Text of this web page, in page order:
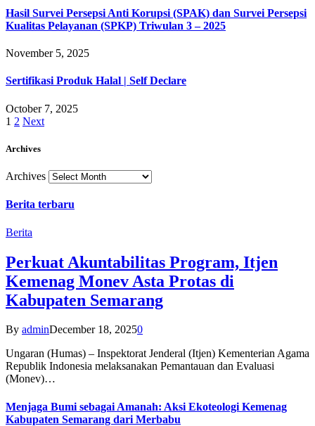
Hasil Survei Persepsi Anti Korupsi (SPAK) dan Survei Persepsi
Kualitas Pelayanan (SPKP) Triwulan 3 – 2025
November 5, 2025
Sertifikasi Produk Halal | Self Declare
October 7, 2025
1 2 Next
Archives
Archives
Berita terbaru
Berita
Perkuat Akuntabilitas Program, Itjen
Kemenag Monev Asta Protas di
Kabupaten Semarang
By adminDecember 18, 20250
Ungaran (Humas) – Inspektorat Jenderal (Itjen) Kementerian Agama
Republik Indonesia melaksanakan Pemantauan dan Evaluasi
(Monev)…
Menjaga Bumi sebagai Amanah: Aksi Ekoteologi Kemenag
Kabupaten Semarang dari Merbabu